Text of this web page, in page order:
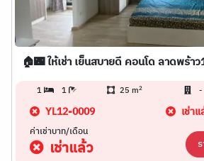
🏠🌃 ให้เช่า เย็นสบายดี คอนโด ลาดพร้า
1 1 25 m2 -
YL12-0009 เช่า
ค่าเช่าบาท/เดือน
เช่าแล้ว